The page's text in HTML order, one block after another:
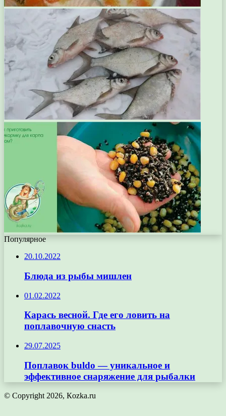
Популярное
20.10.2022
Блюда из рыбы мишлен
01.02.2022
Карась весной. Где его ловить на
поплавочную снасть
29.07.2025
Поплавок buldo — уникальное и
эффективное снаряжение для рыбалки
© Copyright 2026, Кozka.ru